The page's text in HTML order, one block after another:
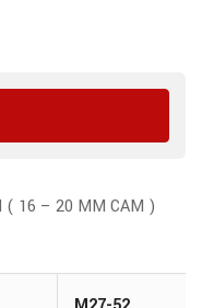
( 16 – 20 MM CAM )